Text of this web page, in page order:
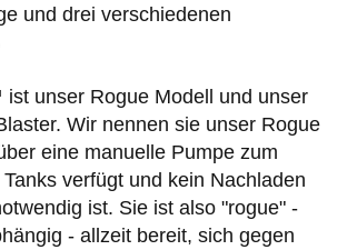
und drei verschiedenen
ist unser Rogue Modell und unser
Wir nennen sie unser Rogue
eine manuelle Pumpe zum
verfügt und kein Nachladen
ist. Sie ist also "rogue" -
- allzeit bereit, sich gegen